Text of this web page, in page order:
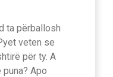
ta përballosh
veten se
për ty. A
Apo